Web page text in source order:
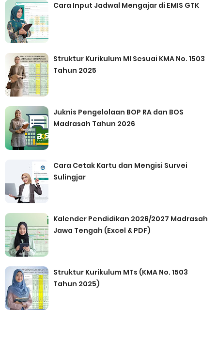
Cara Input Jadwal Mengajar di EMIS GTK
Struktur Kurikulum MI Sesuai KMA No. 1503
Tahun 2025
Juknis Pengelolaan BOP RA dan BOS
Madrasah Tahun 2026
Cara Cetak Kartu dan Mengisi Survei
Sulingjar
Kalender Pendidikan 2026/2027 Madrasah
Jawa Tengah (Excel & PDF)
Struktur Kurikulum MTs (KMA No. 1503
Tahun 2025)